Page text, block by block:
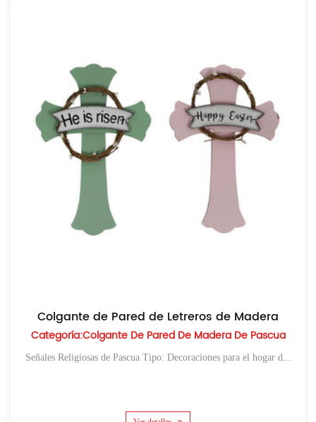
Colgante de Pared de Letreros de Madera
Categoría:Colgante De Pared De Madera De Pascua
Señales Religiosas de Pascua Tipo: Decoraciones para el hogar d...